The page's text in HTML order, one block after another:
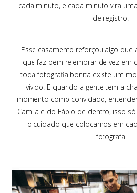
cada minuto, e cada minuto vira
de registro.
Esse casamento reforçou algo que
que faz bem relembrar de vez em
toda fotografia bonita existe um
vivido. E quando a gente tem a
momento como convidado,
Camila e do Fábio de dentro, isso
o cuidado que colocamos em
fotografa